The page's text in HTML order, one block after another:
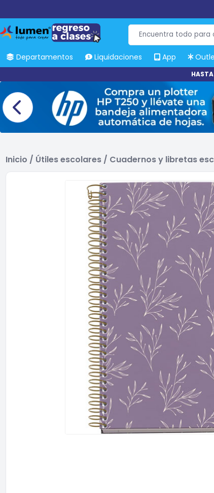
Departamentos Liquidaciones App
Inicio / Útiles escolares / Cuadernos y libretas